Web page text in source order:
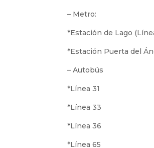
– Metro:
*Estación de Lago
*Estación Puerta del
– Autobús
*Línea 31
*Línea 33
*Línea 36
*Línea 65